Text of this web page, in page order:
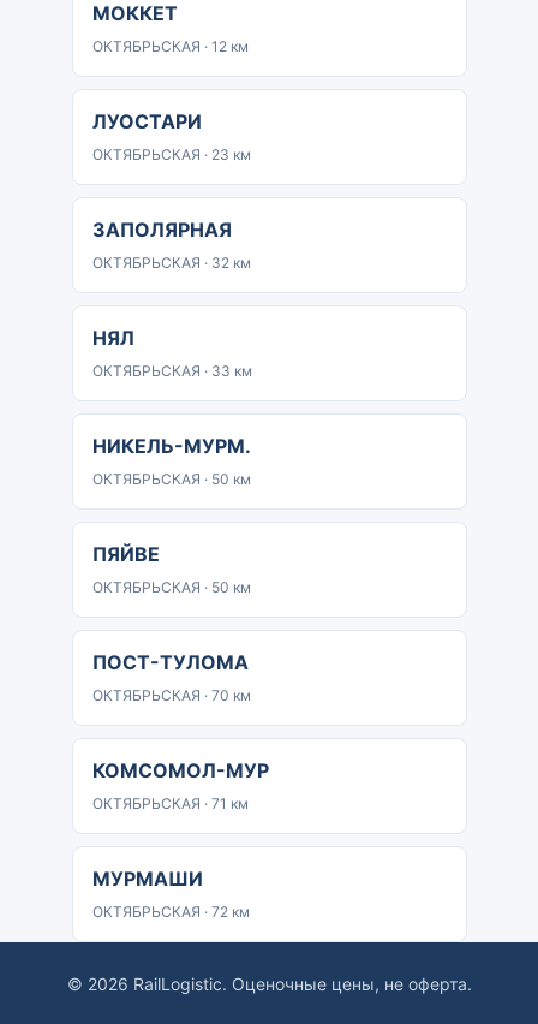
МОККЕТ
ОКТЯБРЬСКАЯ · 12 км
ЛУОСТАРИ
ОКТЯБРЬСКАЯ · 23 км
ЗАПОЛЯРНАЯ
ОКТЯБРЬСКАЯ · 32 км
НЯЛ
ОКТЯБРЬСКАЯ · 33 км
НИКЕЛЬ-МУРМ.
ОКТЯБРЬСКАЯ · 50 км
ПЯЙВЕ
ОКТЯБРЬСКАЯ · 50 км
ПОСТ-ТУЛОМА
ОКТЯБРЬСКАЯ · 70 км
КОМСОМОЛ-МУР
ОКТЯБРЬСКАЯ · 71 км
МУРМАШИ
ОКТЯБРЬСКАЯ · 72 км
© 2026 RailLogistic. Оценочные цены, не оферта.